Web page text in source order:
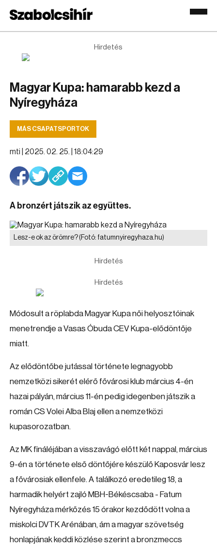
Hirdetés
Magyar Kupa: hamarabb kezd a
Nyíregyháza
MÁS CSAPATSPORTOK
mti | 2025. 02. 25. | 18:04:29
A bronzért játszik az együttes.
Lesz-e ok az örömre?(Fotó: fatumnyiregyhaza.hu)
Hirdetés
Hirdetés
Módosult a röplabda Magyar Kupa női helyosztóinak
menetrendje a Vasas Óbuda CEV Kupa-elődöntője
miatt.
Az elődöntőbe jutással története legnagyobb
nemzetközi sikerét elérő fővárosi klub március 4-én
hazai pályán, március 11-én pedig idegenben játszik a
román CS Volei Alba Blaj ellen a nemzetközi
kupasorozatban.
Az MK fináléjában a visszavágó előtt két nappal, március
9-én a története első döntőjére készülő Kaposvár lesz
a fővárosiak ellenfele. A találkozó eredetileg 18, a
harmadik helyért zajló MBH-Békéscsaba - Fatum
Nyíregyháza mérkőzés 15 órakor kezdődött volna a
miskolci DVTK Arénában, ám a magyar szövetség
honlapjának keddi közlése szerint a bronzmeccs